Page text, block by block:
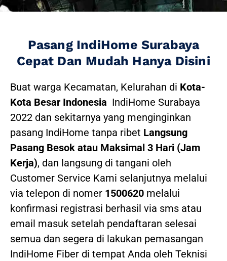
Pasang IndiHome Surabaya
Cepat Dan Mudah Hanya Disini
Buat warga Kecamatan, Kelurahan di Kota-
Kota Besar Indonesia IndiHome Surabaya
2022 dan sekitarnya yang menginginkan
pasang IndiHome tanpa ribet Langsung
Pasang Besok atau Maksimal 3 Hari (Jam
Kerja), dan langsung di tangani oleh
Customer Service Kami selanjutnya melalui
via telepon di nomer 1500620 melalui
konfirmasi registrasi berhasil via sms atau
email masuk setelah pendaftaran selesai
semua dan segera di lakukan pemasangan
IndiHome Fiber di tempat Anda oleh Teknisi